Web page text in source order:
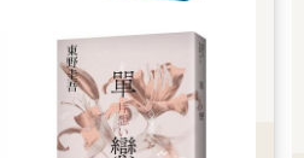
份，這樣它們就會成為我認知的一
熟稔的模樣。謝謝美麗的台語，給
的材料。也謝謝這滿是皺摺的生
近家人的舌根與心房。
的作品，非常感謝時報出版社願意